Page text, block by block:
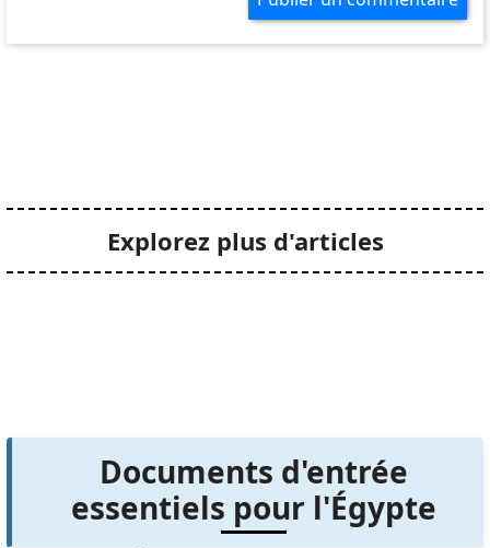
Explorez plus d'articles
Documents d'entrée
essentiels pour l'Égypte